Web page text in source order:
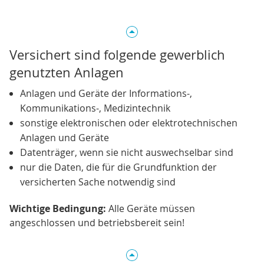
Versichert sind folgende gewerblich
genutzten Anlagen
Anlagen und Geräte der Informations-,
Kommunikations-, Medizintechnik
sonstige elektronischen oder elektrotechnischen
Anlagen und Geräte
Datenträger, wenn sie nicht auswechselbar sind
nur die Daten, die für die Grundfunktion der
versicherten Sache notwendig sind
Wichtige Bedingung: Alle Geräte müssen
angeschlossen und betriebsbereit sein!